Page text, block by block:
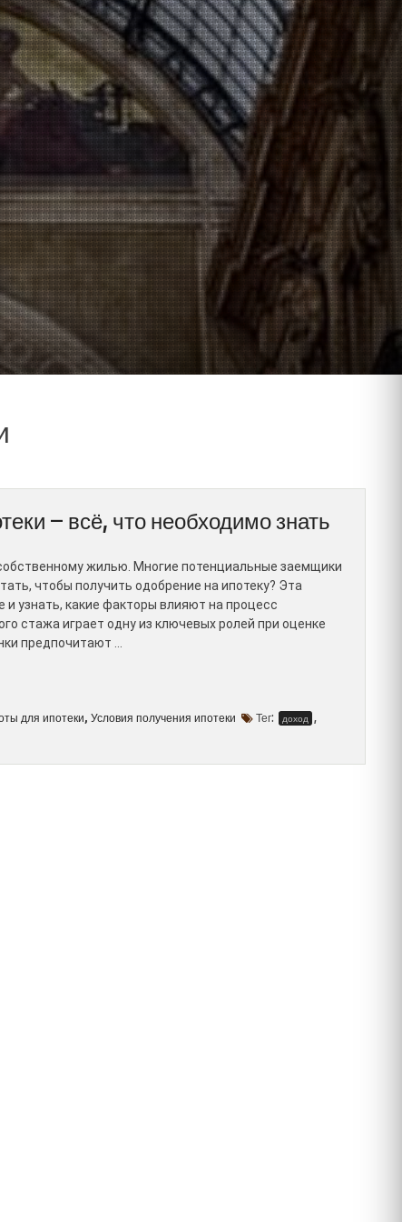
– всё, что необходимо знать
жилью. Многие потенциальные заемщики
чтобы получить одобрение на ипотеку? Эта
узнать, какие факторы влияют на процесс
стажа играет одну из ключевых ролей при оценке
предпочитают …
для ипотеки, Условия получения ипотеки Тег: доход ,